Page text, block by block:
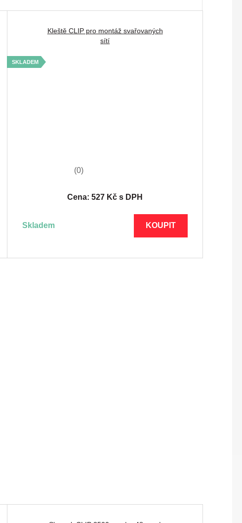
Kleště CLIP pro montáž svařovaných
sítí
SKLADEM
(0)
Cena: 527 Kč s DPH
skladem KOUPIT